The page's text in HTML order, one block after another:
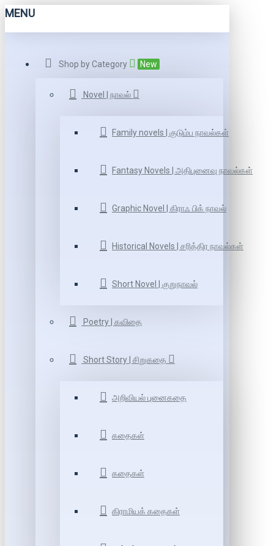
MENU
Shop by Category New
Novel | நாவல்
Family novels | குடும்ப நாவல்கள்
Fantasy Novels | அதிபுனைவு நாவல்கள்
Graphic Novel | கிராஃ பிக் நாவல்
Historical Novels | சரித்திர நாவல்கள்
Short Novel | குறுநாவல்
Poetry | கவிதை
Short Story | சிறுகதை
அறிவியல் புனைகதை
கதைகள்
கதைகள்
கிராமியக் கதைகள்